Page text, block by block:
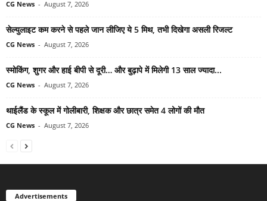
CG News - August 7, 2026
सेल्युलाइट कम करने से पहले जान लीजिए ये 5 मिथ, तभी दिखेगा असली रिजल्ट
CG News - August 7, 2026
स्मोकिंग, शुगर और हाई बीपी से दूरी… और बुढ़ापे में मिलेगी 13 साल ज्यादा...
CG News - August 7, 2026
थाईलैंड के स्कूल में गोलीबारी, शिक्षक और छात्र समेत 4 लोगों की मौत
CG News - August 7, 2026
Advertisements